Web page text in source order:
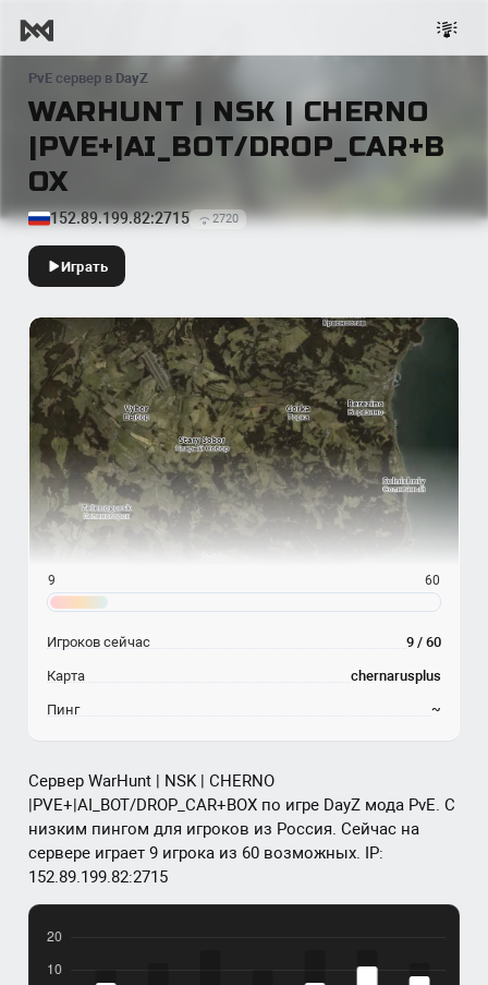
PvE сервер в DayZ
WARHUNT | NSK | CHERNO
|PVE+|AI_BOT/DROP_CAR+B
OX
152.89.199.82:2715 2720
Играть
Сервер WarHunt | NSK | CHERNO
|PVE+|AI_BOT/DROP_CAR+BOX по игре DayZ мода PvE. С
низким пингом для игроков из Россия. Сейчас на
сервере играет 9 игрока из 60 возможных. IP:
152.89.199.82:2715
9 60
Игроков сейчас 9 / 60
Карта chernarusplus
Пинг ~